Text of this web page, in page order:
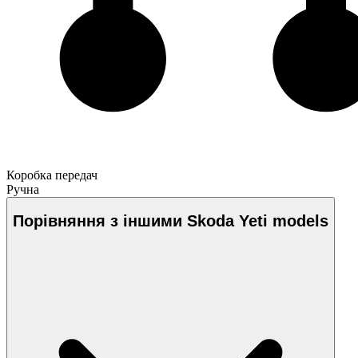
Коробка передач
Ручна
Порівняння з іншими Skoda Yeti models